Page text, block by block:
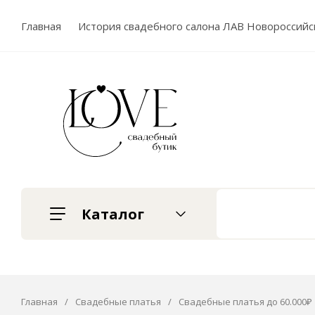
Главная История свадебного салона ЛАВ
Каталог
Главная / Свадебные платья / Свадебные платья до 60.000₽